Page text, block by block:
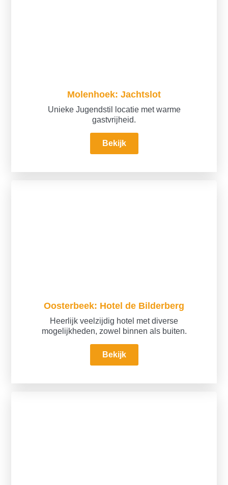
Molenhoek: Jachtslot
Unieke Jugendstil locatie met warme
gastvrijheid.
Bekijk
Oosterbeek: Hotel de Bilderberg
Heerlijk veelzijdig hotel met diverse
mogelijkheden, zowel binnen als buiten.
Bekijk